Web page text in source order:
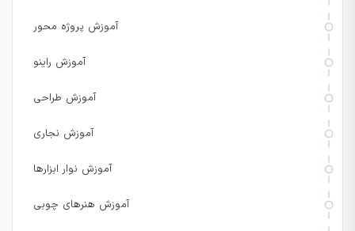
آموزش پروژه محور
آموزش راینو
آموزش طراحی
آموزش نجاری
آموزش نوار ابزارها
آموزش هنرهای چوبی